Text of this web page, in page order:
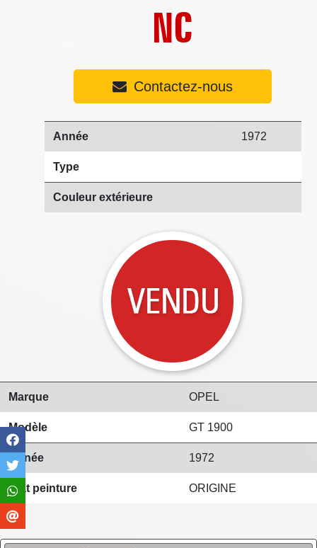
NC
Contactez-nous
Année 1972
Type
Couleur extérieure
Marque OPEL
Modèle GT 1900
Année 1972
Etat peinture ORIGINE